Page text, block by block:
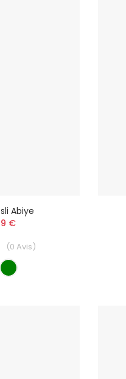
Abiye
€
(0 Avis)